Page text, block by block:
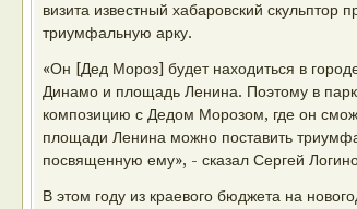
визита известный хабаровский скульптор
триумфальную арку.
«Он [Дед Мороз] будет находиться в
Динамо и площадь Ленина. Поэтому в
композицию с Дедом Морозом, где он
площади Ленина можно поставить
посвященную ему», - сказал Сергей
В этом году из краевого бюджета на